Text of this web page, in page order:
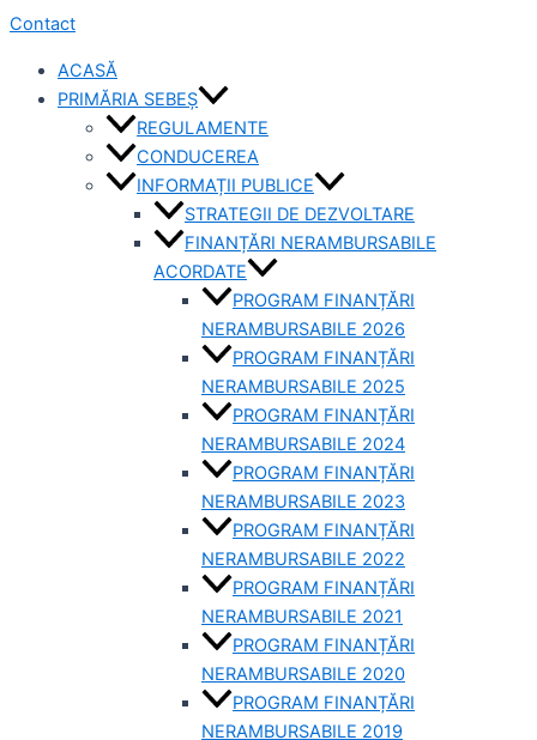
Contact
ACASĂ
PRIMĂRIA SEBEȘ
REGULAMENTE
CONDUCEREA
INFORMAȚII PUBLICE
STRATEGII DE DEZVOLTARE
FINANȚĂRI NERAMBURSABILE
ACORDATE
PROGRAM FINANȚĂRI
NERAMBURSABILE 2026
PROGRAM FINANȚĂRI
NERAMBURSABILE 2025
PROGRAM FINANȚĂRI
NERAMBURSABILE 2024
PROGRAM FINANȚĂRI
NERAMBURSABILE 2023
PROGRAM FINANȚĂRI
NERAMBURSABILE 2022
PROGRAM FINANȚĂRI
NERAMBURSABILE 2021
PROGRAM FINANȚĂRI
NERAMBURSABILE 2020
PROGRAM FINANȚĂRI
NERAMBURSABILE 2019